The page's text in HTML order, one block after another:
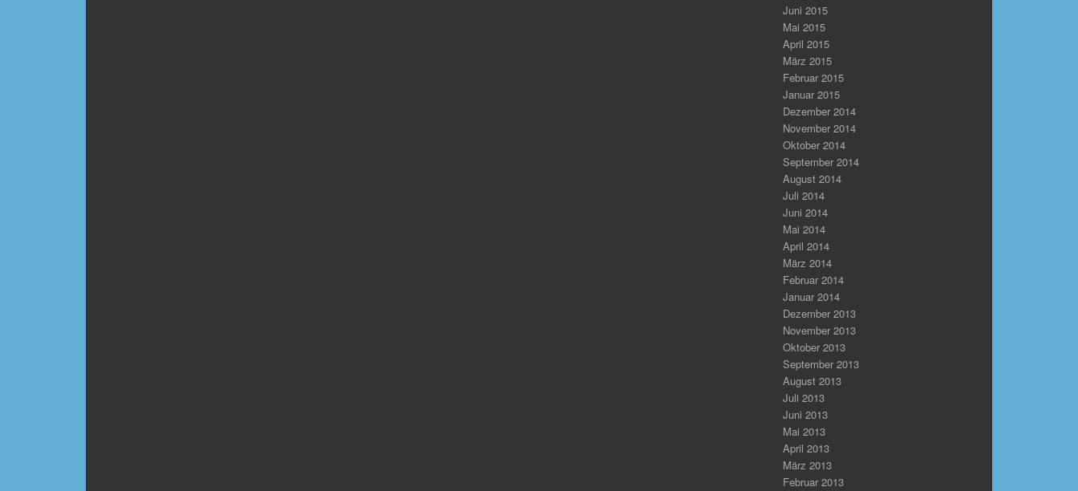
Juni 2015
Mai 2015
April 2015
März 2015
Februar 2015
Januar 2015
Dezember 2014
November 2014
Oktober 2014
September 2014
August 2014
Juli 2014
Juni 2014
Mai 2014
April 2014
März 2014
Februar 2014
Januar 2014
Dezember 2013
November 2013
Oktober 2013
September 2013
August 2013
Juli 2013
Juni 2013
Mai 2013
April 2013
März 2013
Februar 2013